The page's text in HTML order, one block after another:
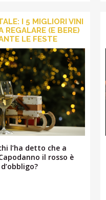
I 5 MIGLIORI VINI
REGALARE (E BERE)
LE FESTE
l’ha detto che a
il rosso è
d’obbligo?